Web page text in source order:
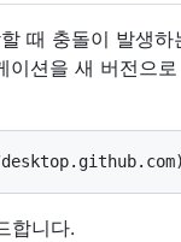
때 충돌이 발생하
션을 새 버전으
합니다.